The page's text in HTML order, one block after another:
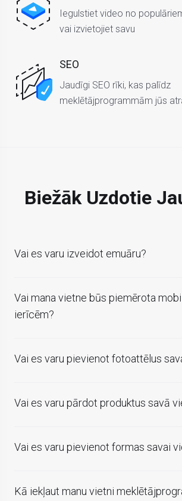
Iegulstiet video no
vai izvietojiet savu
SEO
Jaudīgi SEO rīki, kas palīdz
meklētājprogrammām jūs
Biežāk Uzdotie
Vai es varu izveidot emuāru?
Vai mana vietne būs piemērota
ierīcēm?
Vai es varu pievienot fotoattēlus
Vai es varu pārdot produktus savā
Vai es varu pievienot formas savai
Kā iekļaut manu vietni